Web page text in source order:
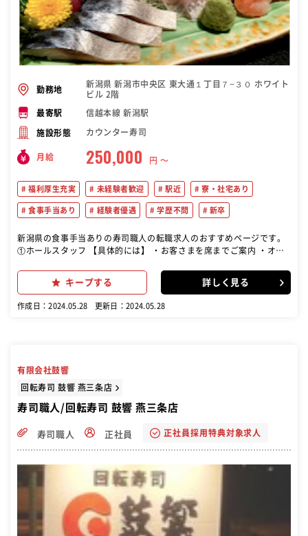
勤務地
新潟県 新潟市中央区 東大通１丁目７−３０ ホワイト
ビル 2階
最寄駅 信越本線 新潟駅
施設形態 カウンター寿司
月給 250,000 円 〜
福利厚生充実 未経験者歓迎 駅近 寮・社宅あり
食事手当あり 経験者優遇 学歴不問 新卒
新潟県の食事手当ありの寿司職人の転職求人のおすすめページです。
①ホールスタッフ 【具体的には】 ・お客さまを席までご案内 ・オー
片付け・清掃 など ②キッチン 【具体的には】 ・仕込み ・調理全般
・店舗カウンターにて握りや巻物 など
キープする 詳しく見る
作成日：2024.05.28 更新日：2024.05.28
有限会社鼓響
回転寿司 鼓響 燕三条店
寿司職人/回転寿司 鼓響 燕三条店
寿司職人 正社員 正社員採用特典対象求人